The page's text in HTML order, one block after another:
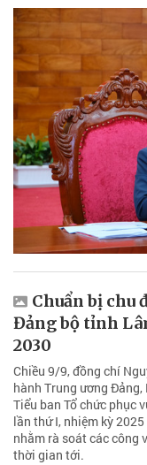
Chuẩn bị chu
Đảng bộ tỉnh
2030
Chiều 9/9, đồng chí
hành Trung ương
Tiểu ban Tổ chức phục
lần thứ I, nhiệm kỳ
nhằm rà soát các công
thời gian tới.